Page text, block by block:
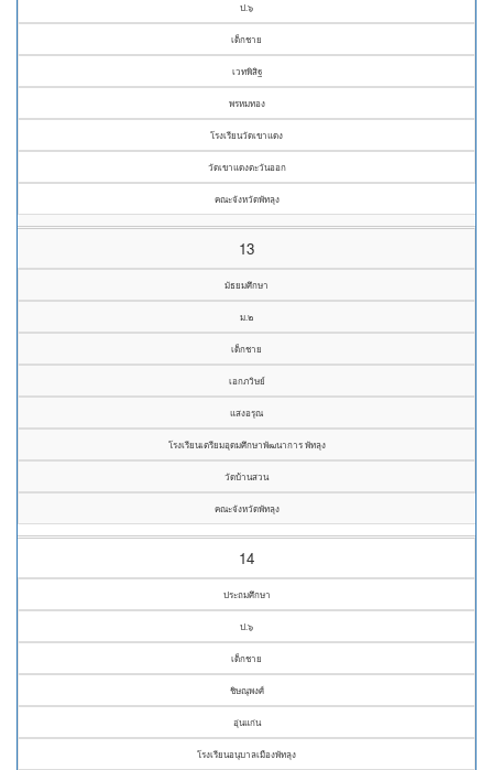
ป.๖
เด็กชาย
เวทพิสิฐ
พรหมทอง
โรงเรียนวัดเขาแดง
วัดเขาแดงตะวันออก
คณะจังหวัดพัทลุง
13
มัธยมศึกษา
ม.๒
เด็กชาย
เอกภวิษย์
แสงอรุณ
โรงเรียนเตรียมอุดมศึกษาพัฒนาการ พัทลุง
วัดบ้านสวน
คณะจังหวัดพัทลุง
14
ประถมศึกษา
ป.๖
เด็กชาย
ชิษณุพงศ์
อุ่นแก่น
โรงเรียนอนุบาลเมืองพัทลุง